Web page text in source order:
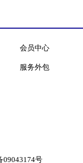
会员中心
服务外包
09043174号